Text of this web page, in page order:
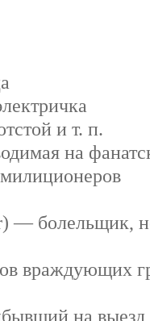
и т. п.
на
— болельщик,
враждующих
на выезд